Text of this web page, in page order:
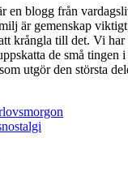
en blogg från
är gemenskap
krångla till det. Vi har
de små tingen
utgör den största